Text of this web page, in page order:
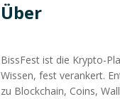
Über
BissFest ist die Krypto-
Wissen, fest verankert.
zu Blockchain, Coins,